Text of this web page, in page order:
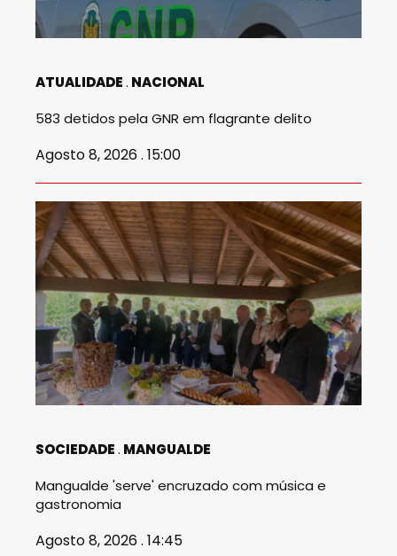
ATUALIDADE NACIONAL
583 detidos pela GNR em flagrante delito
Agosto 8, 2026 . 15:00
SOCIEDADE MANGUALDE
Mangualde 'serve' encruzado com música e
gastronomia
Agosto 8, 2026 . 14:45